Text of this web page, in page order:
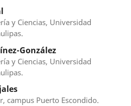
y Ciencias, Universidad
González
y Ciencias, Universidad
campus Puerto Escondido.